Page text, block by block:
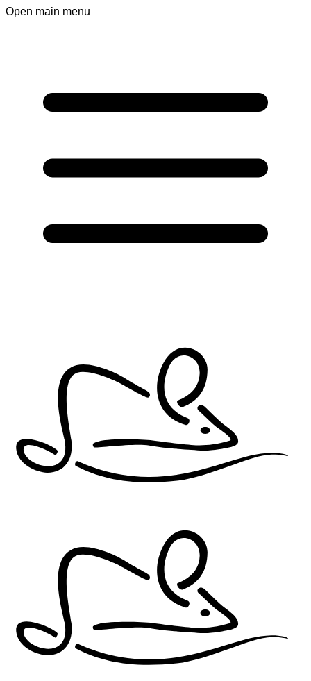
Open main menu